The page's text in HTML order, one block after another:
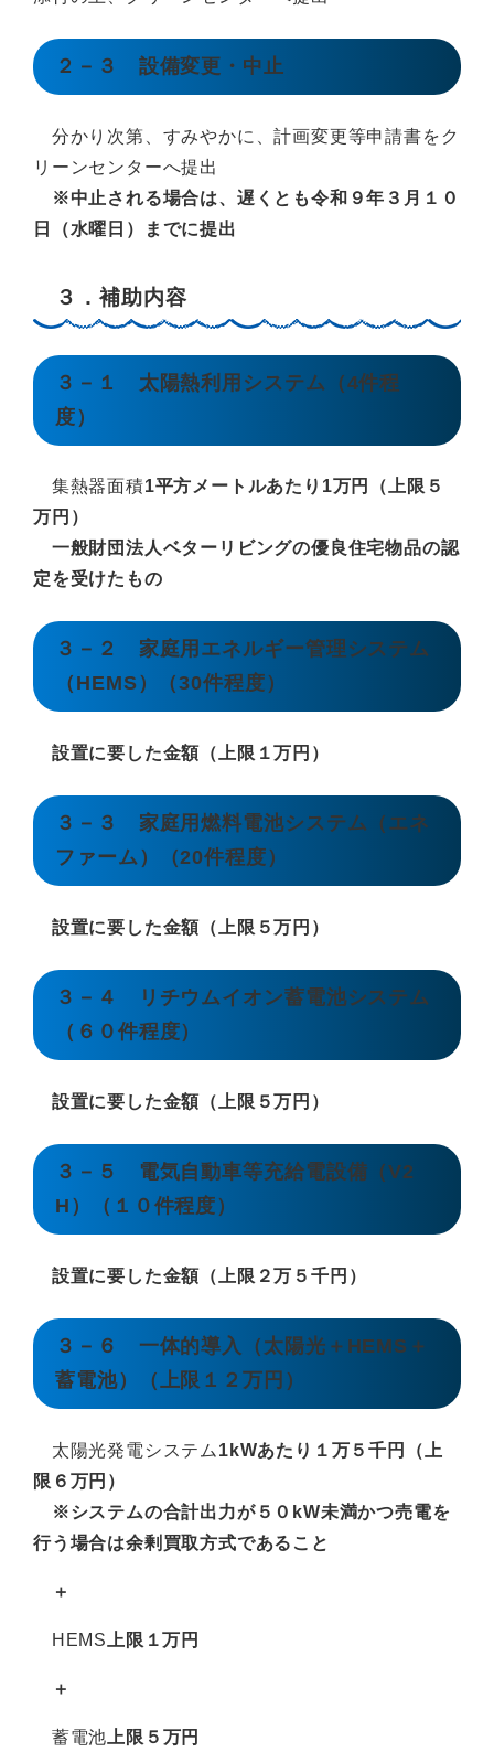
２－３ 設備変更・中止
分かり次第、すみやかに、計画変更等申請書をク
リーンセンターへ提出
※中止される場合は、遅くとも令和９年３月１０
日（水曜日）までに提出
３．補助内容
３－１ 太陽熱利用システム（4件程
度）
集熱器面積1平方メートルあたり1万円（上限５
万円）
一般財団法人ベターリビングの優良住宅物品の認
定を受けたもの
３－２ 家庭用エネルギー管理システム
（HEMS）（30件程度）
設置に要した金額（上限１万円）
３－３ 家庭用燃料電池システム（エネ
ファーム）（20件程度）
設置に要した金額（上限５万円）
３－４ リチウムイオン蓄電池システム
（６０件程度）
設置に要した金額（上限５万円）
３－５ 電気自動車等充給電設備（V2
H）（１０件程度）
設置に要した金額（上限２万５千円）
３－６ 一体的導入（太陽光＋HEMS＋
蓄電池）（上限１２万円）
太陽光発電システム 1kWあたり１万５千円（上
限６万円）
※システムの合計出力が５０kW未満かつ売電を
行う場合は余剰買取方式であること
＋
HEMS 上限１万円
＋
蓄電池 上限５万円